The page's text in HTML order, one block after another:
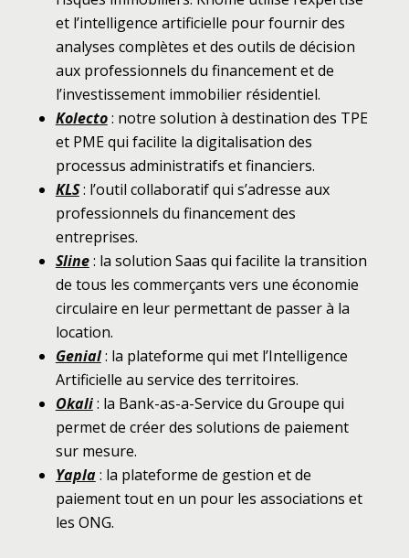
et l’intelligence artificielle pour fournir des
analyses complètes et des outils de décision
aux professionnels du financement et de
l’investissement immobilier résidentiel.
Kolecto: notre solution à destination des TPE
et PME qui facilite la digitalisation des
processus administratifs et financiers.
KLS: l’outil collaboratif qui s’adresse aux
professionnels du financement des
entreprises.
Sline: la solution Saas qui facilite la transition
de tous les commerçants vers une économie
circulaire en leur permettant de passer à la
location.
Genial: la plateforme qui met l’Intelligence
Artificielle au service des territoires.
Okali: la Bank-as-a-Service du Groupe qui
permet de créer des solutions de paiement
sur mesure.
Yapla: la plateforme de gestion et de
paiement tout en un pour les associations et
les ONG.